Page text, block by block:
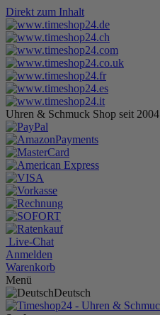
Direkt zum Inhalt
Uhren & Schmuck Shop seit 2004
Live-Chat
Anmelden
Warenkorb
Menü
Deutsch